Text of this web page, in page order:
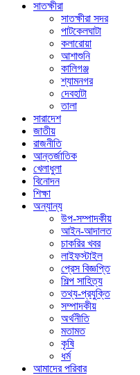
সাতক্ষীরা
সাতক্ষীরা সদর
পাটকেলঘাটা
কলারোয়া
আশাশুনি
কালিগঞ্জ
শ্যামনগর
দেবহাটা
তালা
সারাদেশ
জাতীয়
রাজনীতি
আন্তর্জাতিক
খেলাধুলা
বিনোদন
শিক্ষা
অন্যান্য
উপ-সম্পাদকীয়
আইন-আদালত
চাকরির খবর
লাইফস্টাইল
প্রেস বিজ্ঞপ্তি
শিল্প সাহিত্য
তথ্য-প্রযুক্তি
সম্পাদকীয়
অর্থনীতি
মতামত
কৃষি
ধর্ম
আমাদের পরিবার